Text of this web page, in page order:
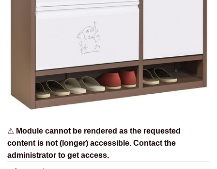
⚠ Module cannot be rendered as the requested
content is not (longer) accessible. Contact the
administrator to get access.